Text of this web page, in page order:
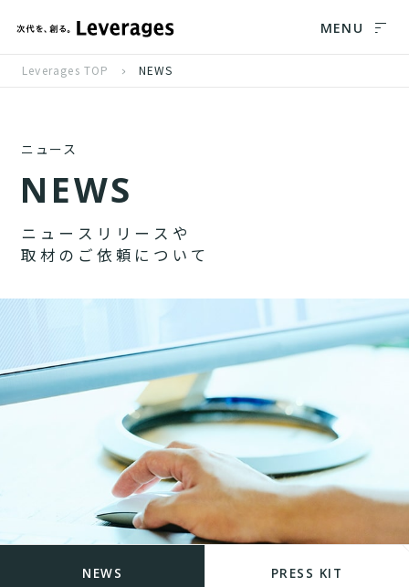
MENU
Leverages TOP NEWS
ニュース
NEWS
ニ ュ ー ス リ リ ー ス や
取 材 の ご 依 頼 に つ い て
NEWS PRESS KIT